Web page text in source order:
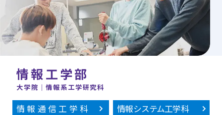
情報工学部
大学院｜情報系工学研究科
情報通信工学科
情報システム工学科